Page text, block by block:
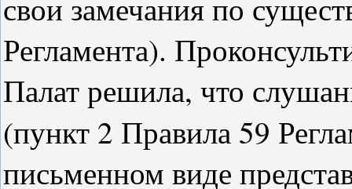
свои замечания по
Регламента).
Палат решила, что
(пункт 2 Правила 59
письменном виде